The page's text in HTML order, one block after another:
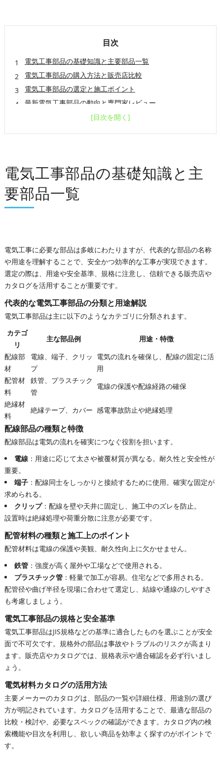
目次
電気工事部品の基礎知識と主要部品一覧
電気工事部品の購入方法と販売店比較
電気工事部品の選定と施工ポイント
最新電気工事部品の動向と専門家レビュー
電気工事部品に関するよくある質問（FAQ）とサポート案
電気工事部品の基礎知識と主
要部品一覧
電気工事に必要な部品は多岐にわたりますが、代表的な部品の名称
や用途を理解することで、安全かつ効率的な工事が実現できます。
選定の際は、用途や安全基準、規格に注意し、信頼できる販売店や
カタログを活用することが重要です。
代表的な電気工事部品の分類と用途解説
電気工事部品は主に以下のようなカテゴリに分類されます。
カテゴ
リ
主な部品例
用途・特徴
配線部
材
電線、端子、クリッ
プ
電気の流れを確保し、配線の固定に活
用
配管材
料
鉄管、プラスチック
管
電線の保護や配線経路の確保
絶縁材
料
絶縁テープ、カバー 感電事故防止や絶縁処理
配線部品の種類と特徴
配線部品は電気の流れを確実につなぐ役割を担います。
電線：用途に応じて太さや被覆材質が異なる。耐久性と安全性が
重要。
端子：配線同士をしっかりと接続するために使用。確実な固定が
求められる。
クリップ：配線を壁や天井に固定し、施工中のズレを防止。
設置時は絶縁処理や荷重分散に注意が必要です。
配管材料の種類と施工上のポイント
配管材料は電線の保護や美観、耐久性向上に欠かせません。
鉄管：強度が高く屋外や工場などで使用される。
プラスチック管：軽量で加工が容易。住宅などで多用される。
配管径や曲げ半径を現場に合わせて選定し、結線や通線のしやすさ
も考慮しましょう。
電気工事部品の規格と安全基準
電気工事部品はJIS規格などの基準に適合したものを選ぶことが安全
面で不可欠です。規格外の部品は事故やトラブルのリスクが高まり
ます。販売店やカタログでは、規格表示や適合確認を必ず行いまし
ょう。
電気材料カタログの活用方法
主要メーカーのカタログは、部品の一覧や詳細仕様、用途別の選び
方が明記されています。カタログを活用することで、最適な部品の
比較・検討や、必要なスペックの確認ができます。カタログ内の検
索機能や目次を利用し、欲しい商品を効率よく探すのがポイントで
す。